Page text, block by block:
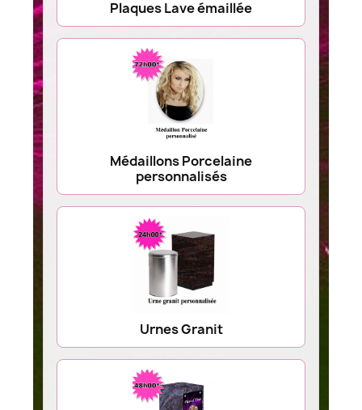
Plaques Lave émaillée
Médaillons Porcelaine
personnalisés
Urnes Granit